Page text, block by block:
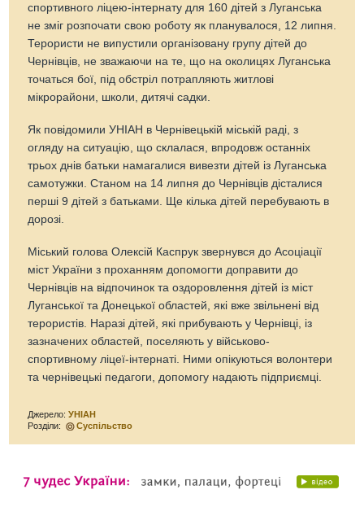
спортивного ліцею-інтернату для 160 дітей з Луганська
не зміг розпочати свою роботу як планувалося, 12 липня.
Терористи не випустили організовану групу дітей до
Чернівців, не зважаючи на те, що на околицях Луганська
точаться бої, під обстріл потрапляють житлові
мікрорайони, школи, дитячі садки.
Як повідомили УНІАН в Чернівецькій міській раді, з
огляду на ситуацію, що склалася, впродовж останніх
трьох днів батьки намагалися вивезти дітей із Луганська
самотужки. Станом на 14 липня до Чернівців дісталися
перші 9 дітей з батьками. Ще кілька дітей перебувають в
дорозі.
Міський голова Олексій Каспрук звернувся до Асоціації
міст України з проханням допомогти доправити до
Чернівців на відпочинок та оздоровлення дітей із міст
Луганської та Донецької областей, які вже звільнені від
терористів. Наразі дітей, які прибувають у Чернівці, із
зазначених областей, поселяють у військово-
спортивному ліцеї-інтернаті. Ними опікуються волонтери
та чернівецькі педагоги, допомогу надають підприємці.
Джерело:УНІАН
Розділи:
Суспільство